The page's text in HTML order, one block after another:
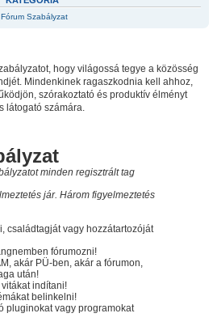
Fórum Szabályzat
hogy világossá tegye a közösség
Mindenkinek ragaszkodnia kell ahhoz,
szórakoztató és produktív élményt
látogató számára.
minden regisztrált tag
jár. Három figyelmeztetés
családtagját vagy hozzátartozóját
fórumozni!
akár PÜ-ben, akár a fórumon,
után!
indítani!
belinkelni!
pluginokat vagy programokat